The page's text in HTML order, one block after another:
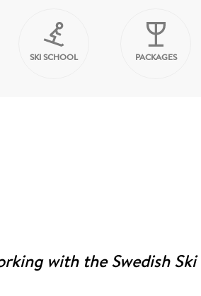
SKI SCHOOL PACKAGES
with the Swedish Ski